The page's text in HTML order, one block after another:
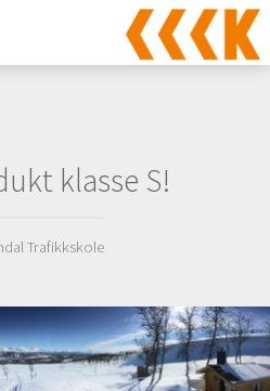
klasse S!
Trafikkskole